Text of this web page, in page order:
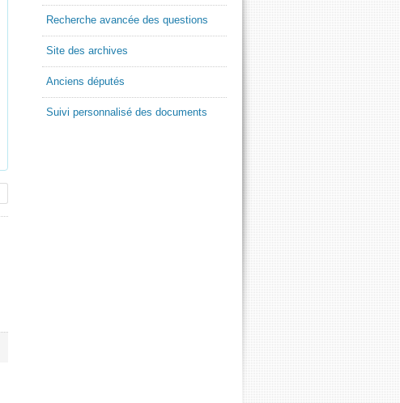
Recherche avancée des questions
Site des archives
Anciens députés
Suivi personnalisé des documents